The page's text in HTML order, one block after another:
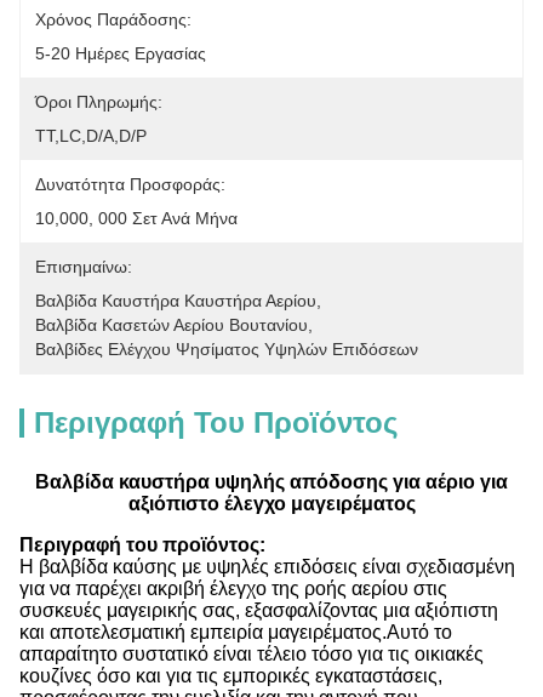
Χρόνος Παράδοσης:
5-20 Ημέρες Εργασίας
Όροι Πληρωμής:
ΤΤ,LC,D/A,D/P
Δυνατότητα Προσφοράς:
10,000, 000 Σετ Ανά Μήνα
Επισημαίνω:
Βαλβίδα Καυστήρα Καυστήρα Αερίου
Βαλβίδα Κασετών Αερίου Βουτανίου
Βαλβίδες Ελέγχου Ψησίματος Υψηλών Επιδόσεων
Περιγραφή Του Προϊόντος
Βαλβίδα καυστήρα υψηλής απόδοσης για αέριο για
αξιόπιστο έλεγχο μαγειρέματος
Περιγραφή του προϊόντος:
Η βαλβίδα καύσης με υψηλές επιδόσεις είναι σχεδιασμένη
για να παρέχει ακριβή έλεγχο της ροής αερίου στις
συσκευές μαγειρικής σας, εξασφαλίζοντας μια αξιόπιστη
και αποτελεσματική εμπειρία μαγειρέματος.Αυτό το
απαραίτητο συστατικό είναι τέλειο τόσο για τις οικιακές
κουζίνες όσο και για τις εμπορικές εγκαταστάσεις,